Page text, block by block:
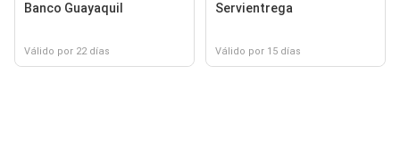
Banco Guayaquil
Válido por 22 días
Servientrega
Válido por 15 días